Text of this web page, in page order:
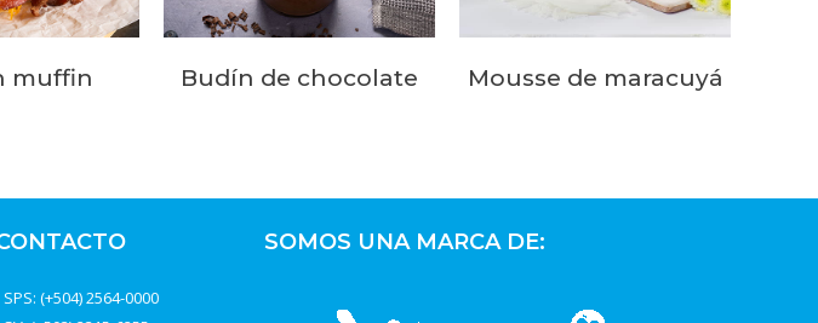
muffin Budín de chocolate Mousse de maracuyá
SPS: (+504) 2564-0000
SOMOS UNA MARCA DE: